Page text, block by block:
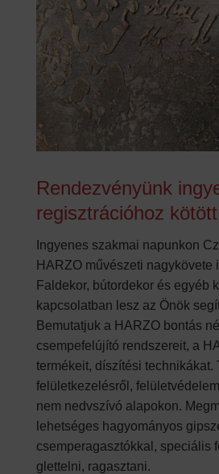
Rendezvényünk
regisztrációhoz
Ingyenes szakmai napunkon
HARZO művészeti nagykövete
Faldekor, bútordekor és egyéb
kapcsolatban lesz az Önök
Bemutatjuk a HARZO bontás
csempefelújító rendszereit, a
termékeit, díszítési technikákat.
felületkezelésről,
nem nedvszívó alapokon.
lehetséges hagyományos
csemperagasztókkal, speciális
glettelni, ragasztani.